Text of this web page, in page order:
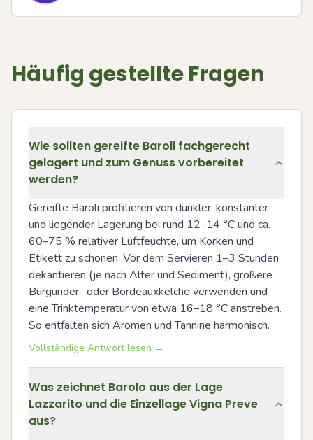
Häufig gestellte Fragen
Wie sollten gereifte Baroli fachgerecht
gelagert und zum Genuss vorbereitet
werden?
Gereifte Baroli profitieren von dunkler, konstanter
und liegender Lagerung bei rund 12–14 °C und ca.
60–75 % relativer Luftfeuchte, um Korken und
Etikett zu schonen. Vor dem Servieren 1–3 Stunden
dekantieren (je nach Alter und Sediment), größere
Burgunder- oder Bordeauxkelche verwenden und
eine Trinktemperatur von etwa 16–18 °C anstreben.
So entfalten sich Aromen und Tannine harmonisch.
Vollständige Antwort lesen →
Was zeichnet Barolo aus der Lage
Lazzarito und die Einzellage Vigna Preve
aus?